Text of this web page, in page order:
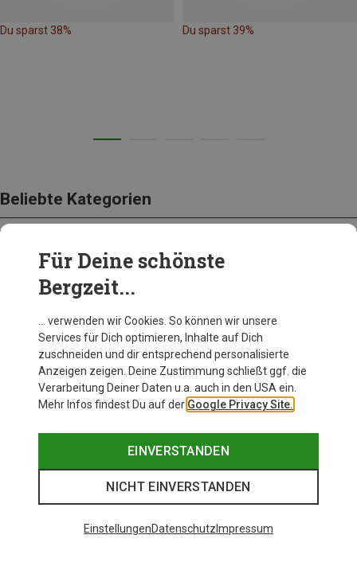
Du sparst 38% Du sparst 39%
Beliebte Kategorien
BEKLEIDUNG
Für Deine schönste
Bergzeit...
… verwenden wir Cookies. So können wir unsere
Services für Dich optimieren, Inhalte auf Dich
zuschneiden und dir entsprechend personalisierte
Anzeigen zeigen. Deine Zustimmung schließt ggf. die
Verarbeitung Deiner Daten u.a. auch in den USA ein.
Mehr Infos findest Du auf der Google Privacy Site.
EINVERSTANDEN
NICHT EINVERSTANDEN
EinstellungenDatenschutz Impressum